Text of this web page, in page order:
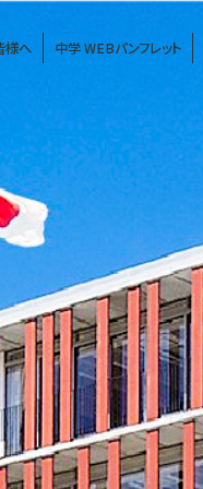
様へ 中学 WEBパンフレット